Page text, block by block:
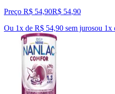
Preço R$ 54,90R$ 54,90
Ou 1x de R$ 54,90 sem jurosou 1x